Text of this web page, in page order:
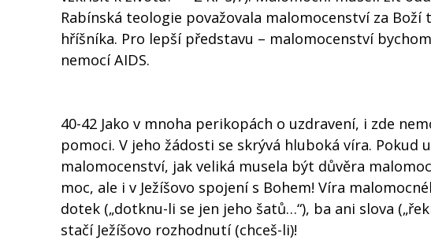
Rabínská teologie považovala malomocenství za
hříšníka. Pro lepší představu – malomocenství
nemocí AIDS.
40-42 Jako v mnoha perikopách o uzdravení, i zde
pomoci. V jeho žádosti se skrývá hluboká víra. Pokud
malomocenství, jak veliká musela být důvěra
moc, ale i v Ježíšovo spojení s Bohem! Víra
dotek („dotknu-li se jen jeho šatů…“), ba ani slova
stačí Ježíšovo rozhodnutí (chceš-li)!